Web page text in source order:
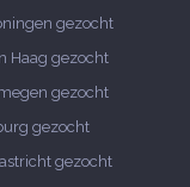
gezocht
Haag gezocht
gezocht
gezocht
gezocht